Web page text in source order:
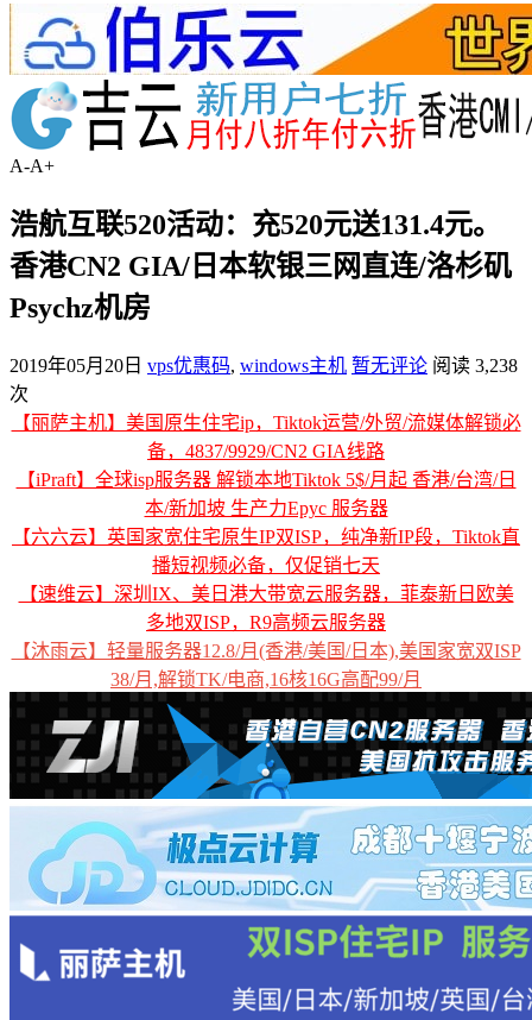
A-A+
浩航互联520活动：充520元送131.4元。
香港CN2 GIA/日本软银三网直连/洛杉矶
Psychz机房
2019年05月20日 vps优惠码, windows主机 暂无评论 阅读 3,238
次
【丽萨主机】美国原生住宅ip，Tiktok运营/外贸/流媒体解锁必
备，4837/9929/CN2 GIA线路
【iPraft】全球isp服务器 解锁本地Tiktok 5$/月起 香港/台湾/日
本/新加坡 生产力Epyc 服务器
【六六云】英国家宽住宅原生IP双ISP，纯净新IP段，Tiktok直
播短视频必备，仅促销七天
【速维云】深圳IX、美日港大带宽云服务器，菲泰新日欧美
多地双ISP，R9高频云服务器
【沐雨云】轻量服务器12.8/月(香港/美国/日本),美国家宽双ISP
38/月,解锁TK/电商,16核16G高配99/月